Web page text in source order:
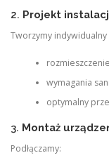
2. Projekt
Tworzymy
wymagania
optymalny
3. Montaż
Podłączamy: